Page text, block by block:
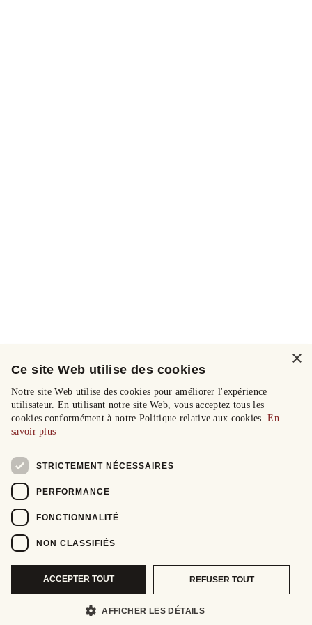
×
Ce site Web utilise des cookies
Notre site Web utilise des cookies pour améliorer l'expérience
utilisateur. En utilisant notre site Web, vous acceptez tous les
cookies conformément à notre Politique relative aux cookies.En
savoir plus
STRICTEMENT NÉCESSAIRES
PERFORMANCE
FONCTIONNALITÉ
NON CLASSIFIÉS
ACCEPTER TOUT REFUSER TOUT
AFFICHER LES DÉTAILS